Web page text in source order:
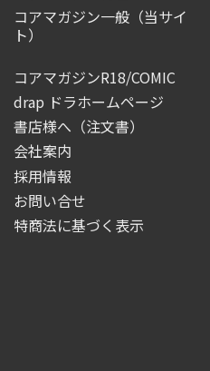
コアマガジン一般 （当サイ
ト）
コアマガジンR18/COMIC
drap ドラホームページ
書店様へ（注文書）
会社案内
採用情報
お問い合せ
特商法に基づく表示